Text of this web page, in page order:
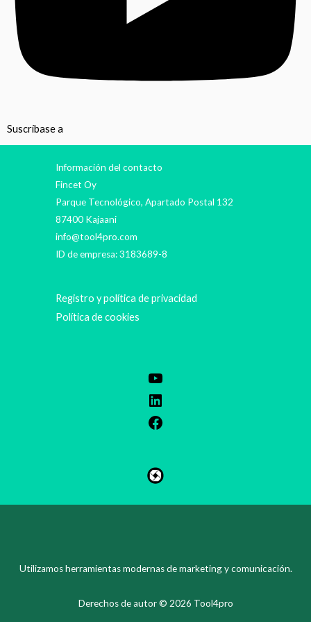
Suscríbase a
Información del contacto
Fincet Oy
Parque Tecnológico, Apartado Postal 132
87400 Kajaani
info@tool4pro.com
ID de empresa: 3183689-8
Registro y política de privacidad
Política de cookies
Utilizamos herramientas modernas de marketing y comunicación.
Derechos de autor © 2026 Tool4pro
SV
ZH